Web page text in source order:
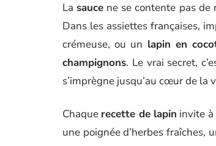
La sauce ne se contente pas
Dans les assiettes françaises,
crémeuse, ou un lapin en
champignons. Le vrai secret,
s’imprègne jusqu’au cœur de la
Chaque recette de lapin invite à
une poignée d’herbes fraîches,